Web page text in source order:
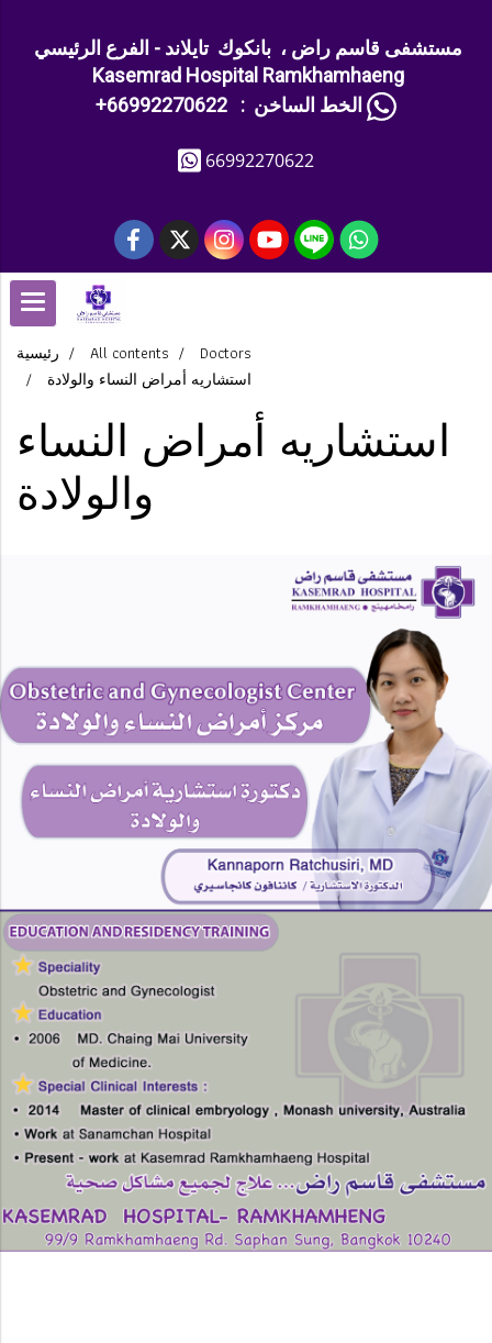
مستشفى قاسم راض ، بانكوك تايلاند - الفرع الرئيسي
Kasemrad Hospital Ramkhamhaeng
+الخط الساخن : 66992270622
66992270622
رئيسية All contents
Doctors
استشاريه أمراض النساء والولادة
استشاريه أمراض النساء
والولادة